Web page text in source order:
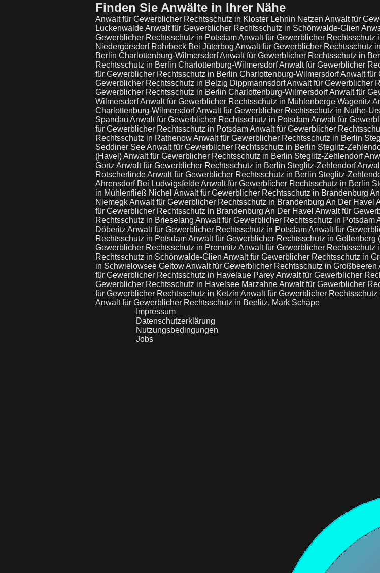
Finden Sie Anwälte in Ihrer Nähe
Anwalt für Gewerblicher Rechtsschutz in Kloster Lehnin Netzen Anwalt für
LuckenwaldeAnwalt für Gewerblicher Rechtsschutz in Schönwalde-Glien
Gewerblicher Rechtsschutz in PotsdamAnwalt für Gewerblicher Rechtsschutz
Niedergörsdorf Rohrbeck Bei Jüterbog Anwalt für Gewerblicher Rechtsschutz
Berlin Charlottenburg-WilmersdorfAnwalt für Gewerblicher Rechtsschutz in
Rechtsschutz in Berlin Charlottenburg-WilmersdorfAnwalt für Gewerblicher
für Gewerblicher Rechtsschutz in Berlin Charlottenburg-WilmersdorfAnwalt für
Gewerblicher Rechtsschutz in Belzig DippmannsdorfAnwalt für Gewerblicher
Gewerblicher Rechtsschutz in Berlin Charlottenburg-WilmersdorfAnwalt für
WilmersdorfAnwalt für Gewerblicher Rechtsschutz in Mühlenberge Wagenitz
Charlottenburg-WilmersdorfAnwalt für Gewerblicher Rechtsschutz in Nuthe-
Spandau Anwalt für Gewerblicher Rechtsschutz in PotsdamAnwalt für
für Gewerblicher Rechtsschutz in PotsdamAnwalt für Gewerblicher
Rechtsschutz in RathenowAnwalt für Gewerblicher Rechtsschutz in Berlin
Seddiner SeeAnwalt für Gewerblicher Rechtsschutz in Berlin Steglitz-
(Havel)Anwalt für Gewerblicher Rechtsschutz in Berlin Steglitz-Zehlendorf
Gortz Anwalt für Gewerblicher Rechtsschutz in Berlin Steglitz-Zehlendorf
RotscherlindeAnwalt für Gewerblicher Rechtsschutz in Berlin Steglitz-
Ahrensdorf Bei LudwigsfeldeAnwalt für Gewerblicher Rechtsschutz in Berlin
in Mühlenfließ Nichel Anwalt für Gewerblicher Rechtsschutz in Brandenburg
NiemegkAnwalt für Gewerblicher Rechtsschutz in Brandenburg An Der Havel
für Gewerblicher Rechtsschutz in Brandenburg An Der Havel Anwalt für
Rechtsschutz in Brieselang Anwalt für Gewerblicher Rechtsschutz in Potsdam
Döberitz Anwalt für Gewerblicher Rechtsschutz in PotsdamAnwalt für
Rechtsschutz in PotsdamAnwalt für Gewerblicher Rechtsschutz in
Gewerblicher Rechtsschutz in Premnitz Anwalt für Gewerblicher Rechtsschutz
Rechtsschutz in Schönwalde-Glien Anwalt für Gewerblicher Rechtsschutz in
in Schwielowsee GeltowAnwalt für Gewerblicher Rechtsschutz in Großbeeren
für Gewerblicher Rechtsschutz in Havelaue PareyAnwalt für Gewerblicher
Gewerblicher Rechtsschutz in Havelsee MarzahneAnwalt für Gewerblicher
für Gewerblicher Rechtsschutz in Ketzin Anwalt für Gewerblicher
Anwalt für Gewerblicher Rechtsschutz in Beelitz, Mark Schäpe
Impressum
Datenschutzerklärung
Nutzungsbedingungen
Jobs